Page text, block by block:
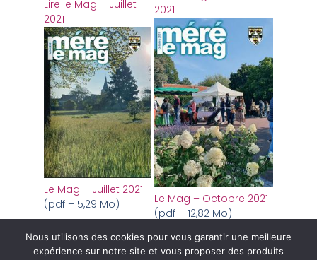
Lire le Mag – Juillet
2021
Le Mag – Juillet 2021
(pdf – 5,29 Mo)
2021
Le Mag – Octobre 2021
(pdf – 12,82 Mo)
Nous utilisons des cookies pour vous garantir une meilleure
expérience sur notre site et vous proposer des produits